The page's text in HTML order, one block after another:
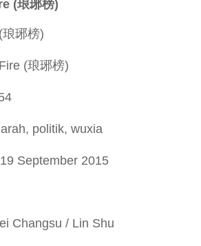
(琅琊榜)
(琅琊榜)
politik, wuxia
September 2015
Changsu / Lin Shu